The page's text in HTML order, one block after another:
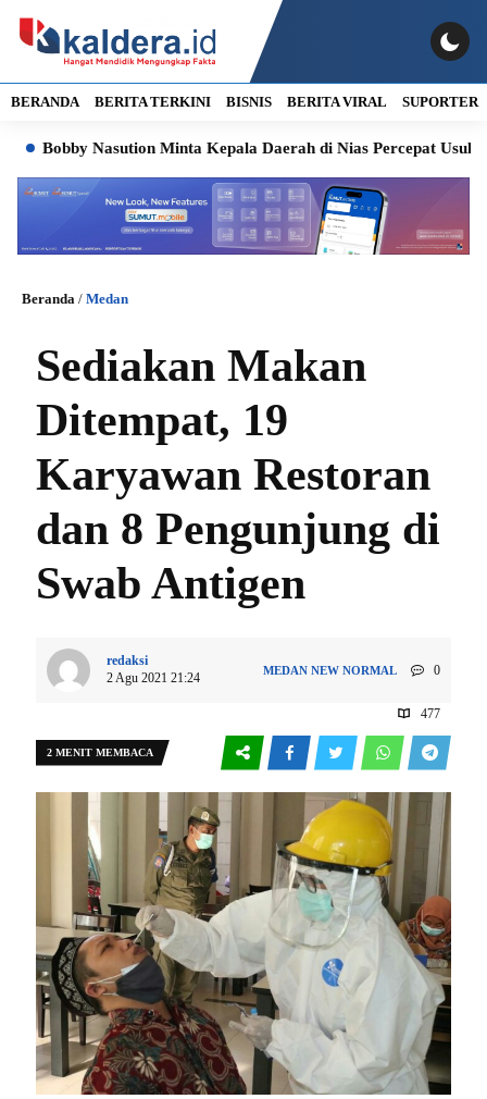
BERANDA BERITA TERKINI BISNIS BERITA VIRAL SUPORTER
Nasution Minta Kepala Daerah di Nias Percepat Usulan BKP
Beranda / Medan
Sediakan Makan
Ditempat, 19
Karyawan Restoran
dan 8 Pengunjung di
Swab Antigen
redaksi
2 Agu 2021 21:24
MEDAN NEW NORMAL 0
477
2 MENIT MEMBACA